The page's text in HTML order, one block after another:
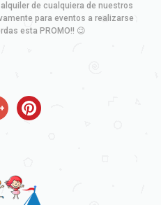
de cualquiera de nuestros
para eventos a realizarse
esta PROMO!! 😉